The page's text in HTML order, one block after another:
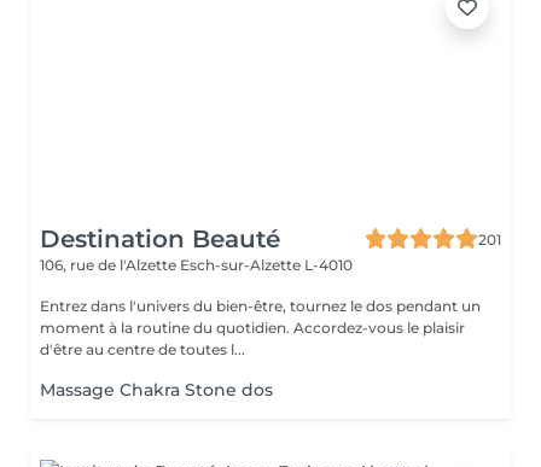
Destination Beauté
201
106, rue de l'Alzette Esch-sur-Alzette L-4010
Entrez dans l'univers du bien-être, tournez le dos pendant un
moment à la routine du quotidien. Accordez-vous le plaisir
d'être au centre de toutes l...
Massage Chakra Stone dos